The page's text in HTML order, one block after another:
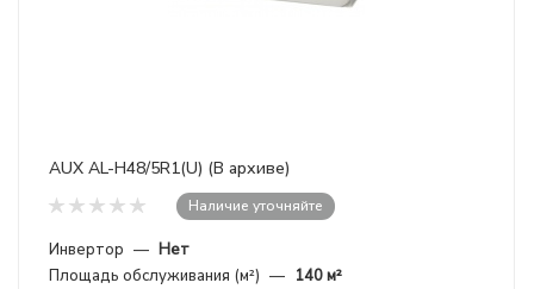
AUX AL-H48/5R1(U) (В архиве)
Наличие уточняйте
Инвертор — Нет
Площадь обслуживания (м²) — 140 м²